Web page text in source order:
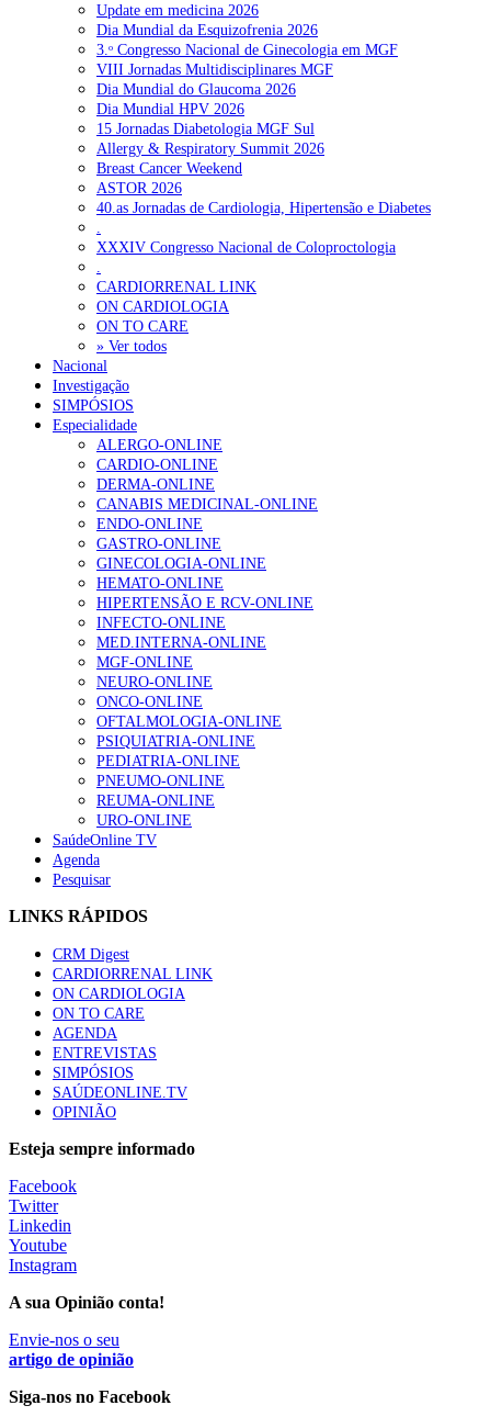
Update em medicina 2026
Dia Mundial da Esquizofrenia 2026
3.ᵒ Congresso Nacional de Ginecologia em MGF
VIII Jornadas Multidisciplinares MGF
Dia Mundial do Glaucoma 2026
Dia Mundial HPV 2026
15 Jornadas Diabetologia MGF Sul
Allergy & Respiratory Summit 2026
Breast Cancer Weekend
ASTOR 2026
40.as Jornadas de Cardiologia, Hipertensão e Diabetes
XXXIV Congresso Nacional de Coloproctologia
CARDIORRENAL LINK
ON CARDIOLOGIA
ON TO CARE
» Ver todos
Nacional
Investigação
SIMPÓSIOS
Especialidade
ALERGO-ONLINE
CARDIO-ONLINE
DERMA-ONLINE
CANABIS MEDICINAL-ONLINE
ENDO-ONLINE
GASTRO-ONLINE
GINECOLOGIA-ONLINE
HEMATO-ONLINE
HIPERTENSÃO E RCV-ONLINE
INFECTO-ONLINE
MED.INTERNA-ONLINE
MGF-ONLINE
NEURO-ONLINE
ONCO-ONLINE
OFTALMOLOGIA-ONLINE
PSIQUIATRIA-ONLINE
PEDIATRIA-ONLINE
PNEUMO-ONLINE
REUMA-ONLINE
URO-ONLINE
SaúdeOnline TV
Agenda
Pesquisar
LINKS RÁPIDOS
CRM Digest
CARDIORRENAL LINK
ON CARDIOLOGIA
ON TO CARE
AGENDA
ENTREVISTAS
SIMPÓSIOS
SAÚDEONLINE.TV
OPINIÃO
Esteja sempre informado
Facebook
Twitter
Linkedin
Youtube
Instagram
A sua Opinião conta!
Envie-nos o seu
artigo de opinião
Siga-nos no Facebook